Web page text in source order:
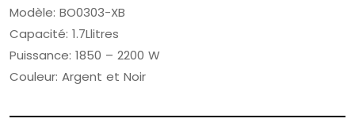
Modèle: BO0303-XB
Capacité: 1.7Llitres
Puissance: 1850 – 2200 W
Couleur: Argent et Noir